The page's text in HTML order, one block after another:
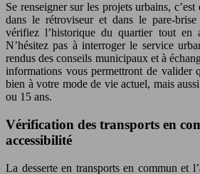
Se renseigner sur les projets urbains,
dans le rétroviseur et dans le pare-
vérifiez l’historique du quartier tout en
N’hésitez pas à interroger le service
rendus des conseils municipaux et à
informations vous permettront de valider
bien à votre mode de vie actuel, mais
ou 15 ans.
Vérification des transports en
accessibilité
La desserte en transports en commun et